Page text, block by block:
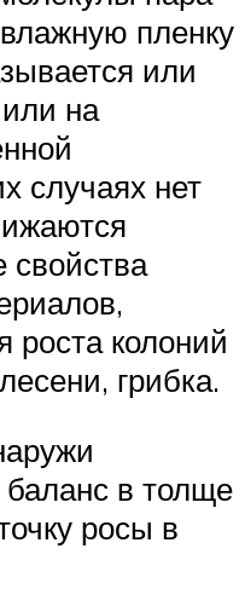
пленку
или
на
случаях нет
свойства
роста колоний
грибка.
в толще
росы в